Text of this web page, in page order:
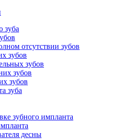
зуба
отсутствии зубов
зубов
зубов
зубов
зубов
зуба
зубного импланта
десны